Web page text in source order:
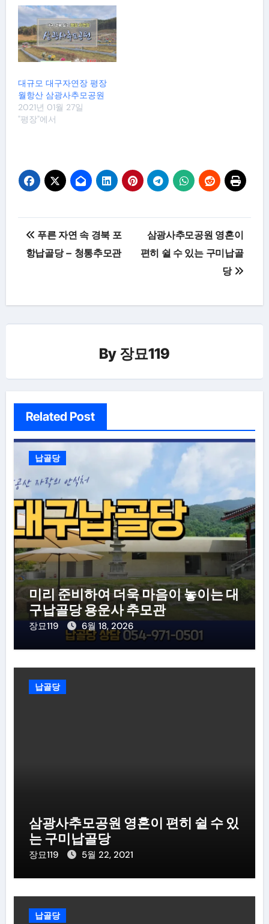
대규모 대구자연장 평장
월항산 삼광사추모공원
2021년 01월 27일
"평장"에서
글
탐
푸른 자연 속 경북 포
항납골당 – 청통추모관
삼광사추모공원 영혼이
편히 쉴 수 있는 구미납골
당
By 장묘119
Related Post
납골당
미리 준비하여 더욱 마음이 놓이는 대
구납골당 용운사 추모관
장묘119 6월 18, 2026
납골당
삼광사추모공원 영혼이 편히 쉴 수 있
는 구미납골당
장묘119 5월 22, 2021
납골당